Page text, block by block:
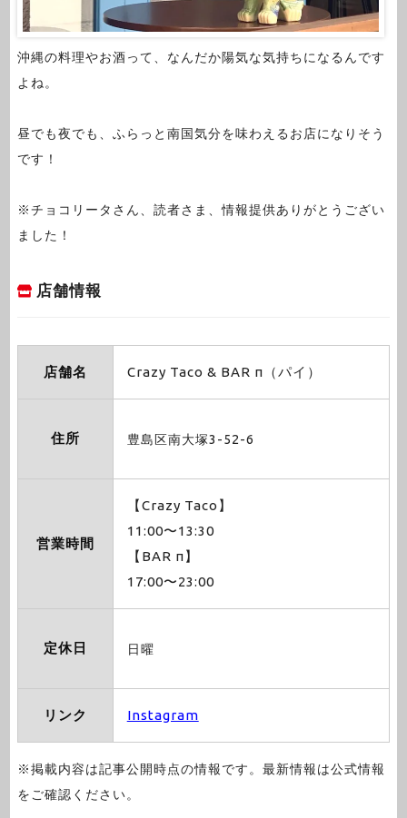
沖縄の料理やお酒って、なんだか陽気な気持ちになるんです
よね。
昼でも夜でも、ふらっと南国気分を味わえるお店になりそう
です！
※チョコリータさん、読者さま、情報提供ありがとうござい
ました！
店舗情報
店舗名 Crazy Taco & BAR π（パイ）
住所 豊島区南大塚3-52-6
営業時間
【Crazy Taco】
11:00〜13:30
【BAR π】
17:00〜23:00
定休日 日曜
リンク Instagram
※掲載内容は記事公開時点の情報です。最新情報は公式情報
をご確認ください。